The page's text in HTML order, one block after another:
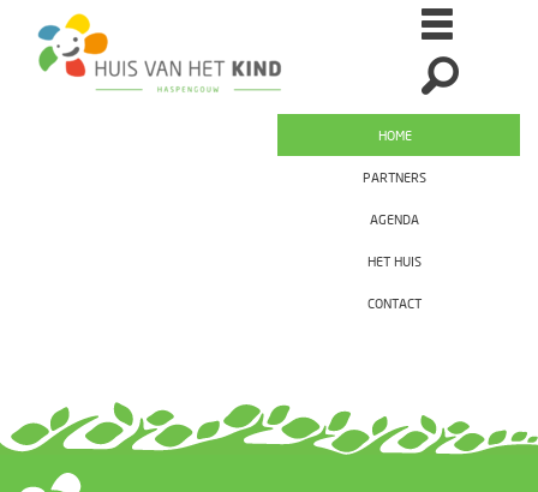
HOME
PARTNERS
AGENDA
HET HUIS
CONTACT